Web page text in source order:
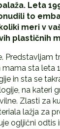
Leta
to
meri v
plastičnih
Predstavljam
mama sta leta
in sta se
na kateri
Zlasti za
lažja za
ogljični odtis